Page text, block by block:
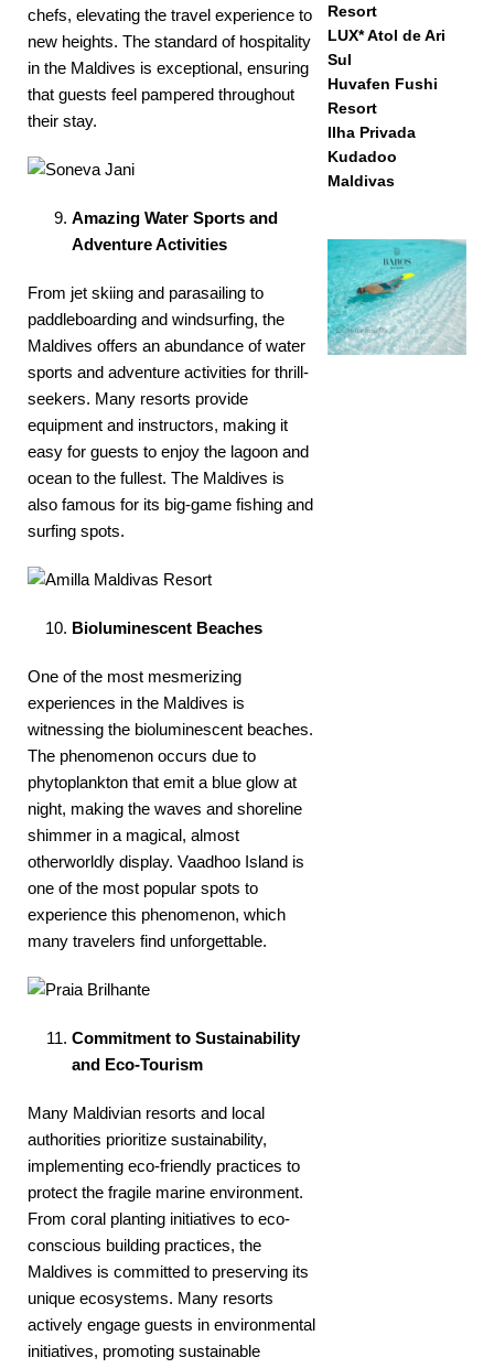
chefs, elevating the travel experience to
new heights. The standard of hospitality
in the Maldives is exceptional, ensuring
that guests feel pampered throughout
their stay.
Amazing Water Sports and
Adventure Activities
From jet skiing and parasailing to
paddleboarding and windsurfing, the
Maldives offers an abundance of water
sports and adventure activities for thrill-
seekers. Many resorts provide
equipment and instructors, making it
easy for guests to enjoy the lagoon and
ocean to the fullest. The Maldives is
also famous for its big-game fishing and
surfing spots.
Bioluminescent Beaches
One of the most mesmerizing
experiences in the Maldives is
witnessing the bioluminescent beaches.
The phenomenon occurs due to
phytoplankton that emit a blue glow at
night, making the waves and shoreline
shimmer in a magical, almost
otherworldly display. Vaadhoo Island is
one of the most popular spots to
experience this phenomenon, which
many travelers find unforgettable.
Commitment to Sustainability
and Eco-Tourism
Many Maldivian resorts and local
authorities prioritize sustainability,
implementing eco-friendly practices to
protect the fragile marine environment.
From coral planting initiatives to eco-
conscious building practices, the
Maldives is committed to preserving its
unique ecosystems. Many resorts
actively engage guests in environmental
initiatives, promoting sustainable
Resort
LUX* Atol de Ari
Sul
Huvafen Fushi
Resort
Ilha Privada
Kudadoo
Maldivas